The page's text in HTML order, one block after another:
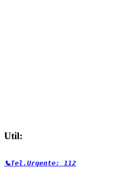
Util:
📞Tel.Urgente: 112